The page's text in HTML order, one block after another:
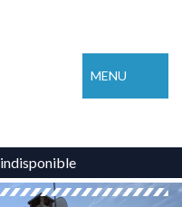
MENU
indisponible